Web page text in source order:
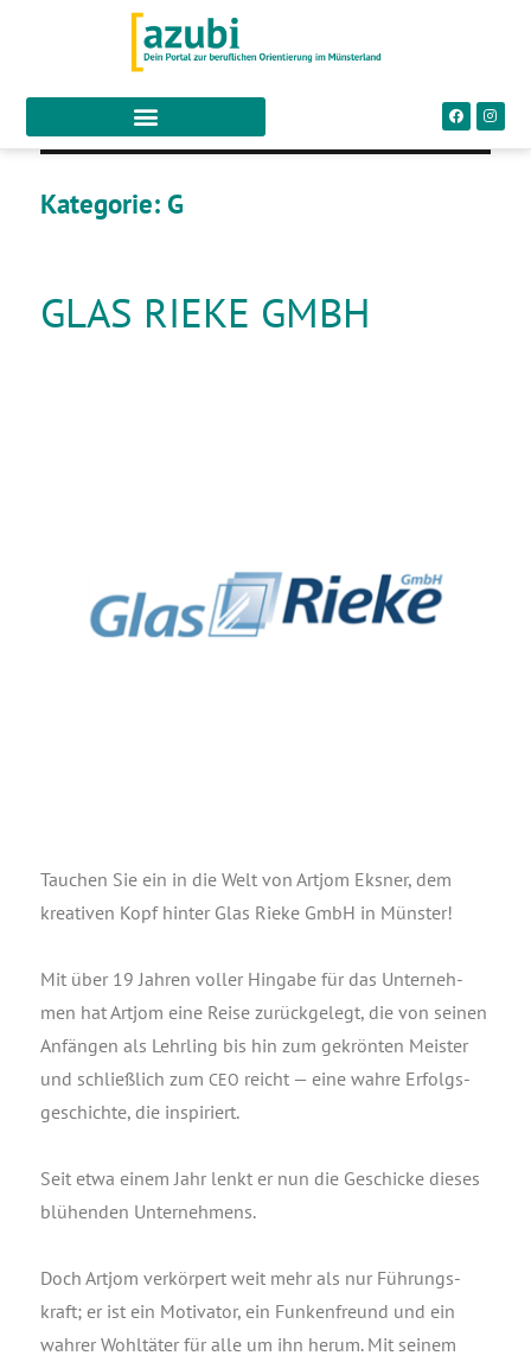
Kategorie:G
GLAS RIEKE GMBH
Tau­chen Sie ein in die Welt von Art­jom Eks­ner, dem
krea­ti­ven Kopf hin­ter Glas Rie­ke GmbH in Münster!
Mit über 19 Jah­ren vol­ler Hin­ga­be für das Unter­neh­
men hat Art­jom eine Rei­se zurück­ge­legt, die von sei­nen
Anfän­gen als Lehr­ling bis hin zum gekrön­ten Meis­ter
und schließ­lich zumCEO reicht — eine wah­re Erfolgs­
ge­schich­te, die inspiriert.
Seit etwa einem Jahr lenkt er nun die Geschi­cke die­ses
blü­hen­den Unternehmens.
Doch Art­jom ver­kör­pert weit mehr als nur Füh­rungs­
kraft; er ist ein Moti­va­tor, ein Fun­ken­freund und ein
wah­rer Wohl­tä­ter für alle um ihn her­um. Mit sei­nem